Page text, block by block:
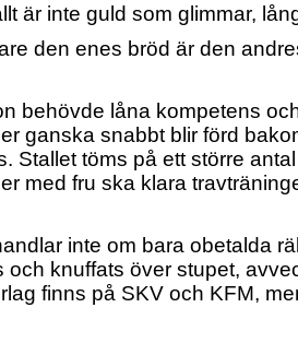
är inte guld som glimmar,
den enes bröd är den
behövde låna kompetens
ganska snabbt blir förd
Stallet töms på ett större
med fru ska klara
inte om bara obetalda
och knuffats över stupet,
finns på SKV och KFM,